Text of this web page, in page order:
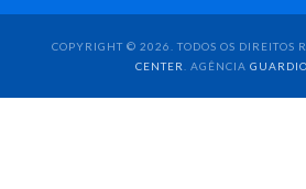
COPYRIGHT © 2026. TODOS OS DIREITOS
CENTER
. AGÊNCIA